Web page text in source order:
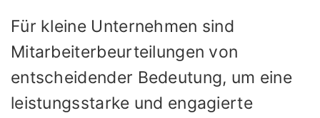
Für kleine Unternehmen sind
Mitarbeiterbeurteilungen von
entscheidender Bedeutung, um eine
leistungsstarke und engagierte